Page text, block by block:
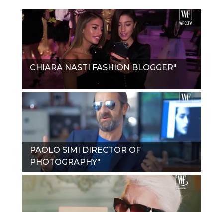
CHIARA NASTI FASHION BLOGGER"
PAOLO SIMI DIRECTOR OF
PHOTOGRAPHY"